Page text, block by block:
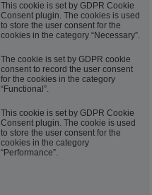
This cookie is set by GDPR Cookie
Consent plugin. The cookies is used
to store the user consent for the
cookies in the category “Necessary”.
The cookie is set by GDPR cookie
consent to record the user consent
for the cookies in the category
“Functional”.
This cookie is set by GDPR Cookie
Consent plugin. The cookie is used
to store the user consent for the
cookies in the category
“Performance”.